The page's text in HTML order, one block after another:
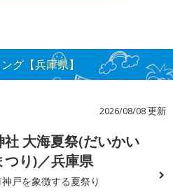
グ【兵庫県】
2026/08/08 更新
社 大海夏祭(だいかい
つり)／兵庫県
戸を象徴する夏祭り